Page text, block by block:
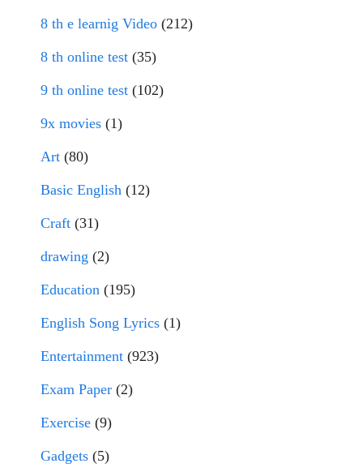
8 th e learnig Video (212)
8 th online test (35)
9 th online test (102)
9x movies (1)
Art (80)
Basic English (12)
Craft (31)
drawing (2)
Education (195)
English Song Lyrics (1)
Entertainment (923)
Exam Paper (2)
Exercise (9)
Gadgets (5)